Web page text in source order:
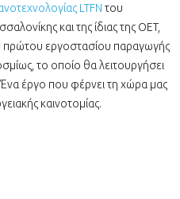
LTFN του
και της ίδιας της OET,
πρώτου εργοστασίου παραγωγής
το οποίο θα λειτουργήσει
έργο που φέρνει τη χώρα μας
καινοτομίας.